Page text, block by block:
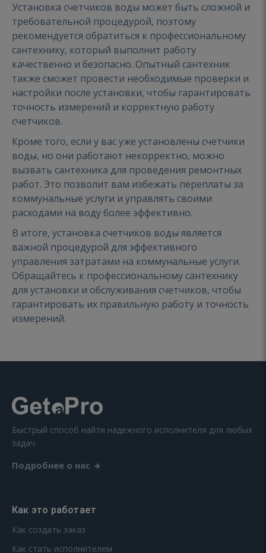
Установка счетчиков воды может быть сложной и
требовательной процедурой, поэтому
рекомендуется обратиться к профессиональному
сантехнику, который выполнит работу
качественно и безопасно. Опытный сантехник
также сможет провести необходимые проверки и
настройки после установки, чтобы гарантировать
точность измерений и корректную работу
счетчиков.
Кроме того, если у вас уже установлены счетчики
воды, но они работают некорректно, можно
вызвать сантехника для проведения ремонтных
работ. Это позволит вам избежать переплаты за
коммунальные услуги и управлять своими
расходами на воду более эффективно.
В итоге, установка счетчиков воды является
важной процедурой для эффективного
управления затратами на коммунальные услуги.
Обращайтесь к профессиональному сантехнику
для установки и обслуживания счетчиков, чтобы
гарантировать их правильную работу и точность
измерений.
Быстрый способ найти надежного исполнителя для любых
задач.
Подробнее о нас
Как это работает
Как создать заказ
Как стать исполнителем